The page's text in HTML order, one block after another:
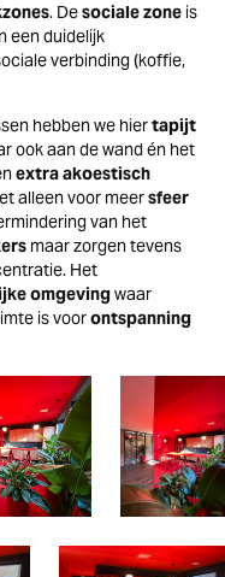
. Desociale zone is
een duidelijk
verbinding (koffie,
hebben we hiertapijt
ook aan de wand én het
extra akoestisch
alleen voor meersfeer
van het
maar zorgen tevens
Het
omgevingwaar
is voorontspanning